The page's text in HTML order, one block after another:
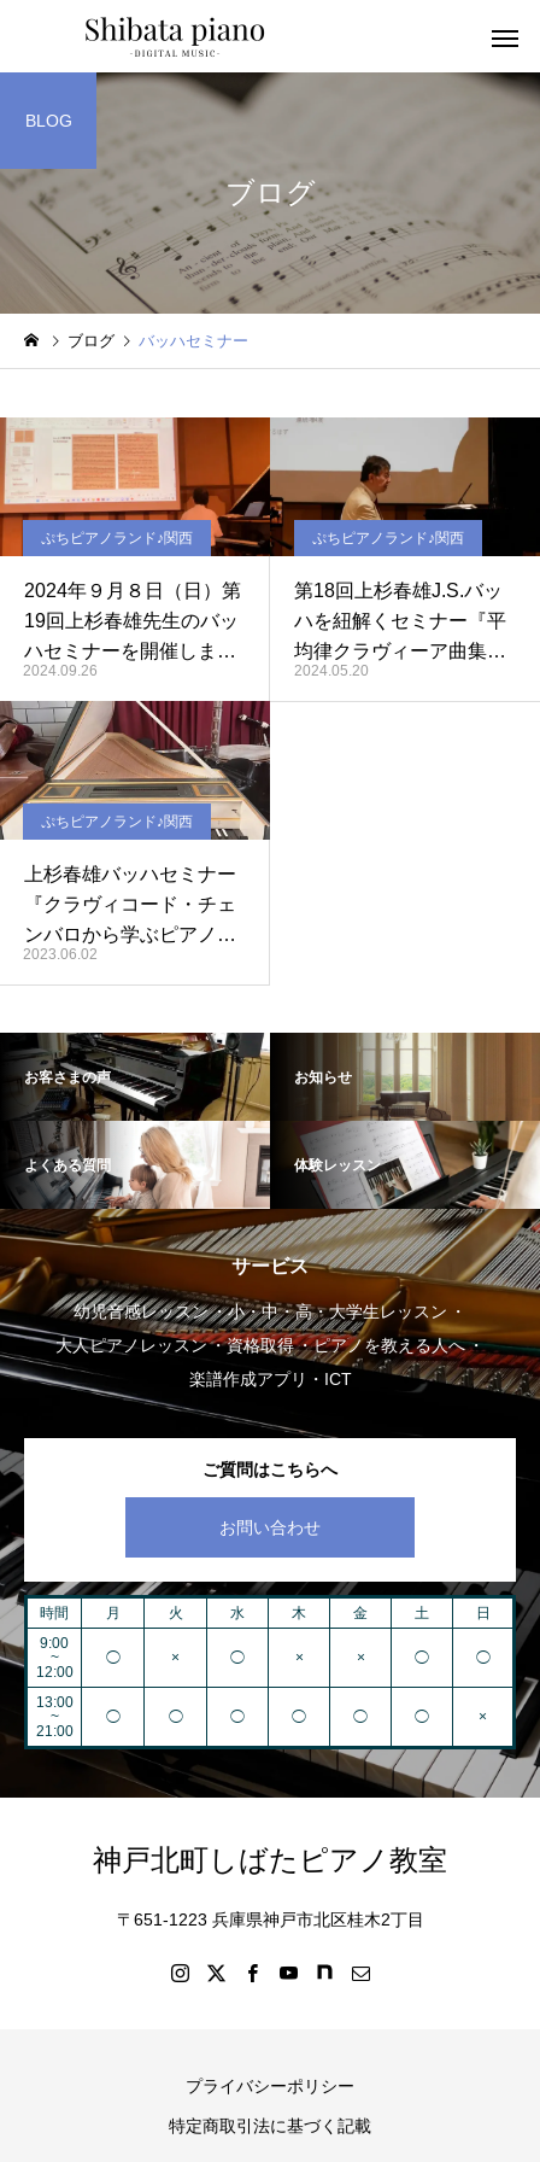
幼児音感レッスン
小・中・高・
ッスン
ピアノを教える人へ 楽譜作成アプ
ブログ
BLOG
ブログ バッハセミナー
ぷちピアノランド♪関西
2024年９月８日（日）第
19回上杉春雄先生のバッ
ハセミナーを開催しまし
た。（主催：ぷちピアノ
ランド関西）
2024.09.26
ぷちピアノランド♪関西
第18回上杉春雄J.S.バッ
ハを紐解くセミナー『平
均律クラヴィーア曲集第
2巻②』
2024.05.20
ぷちピアノランド♪関西
上杉春雄バッハセミナー
『クラヴィコード・チェ
ンバロから学ぶピアノ奏
法』
2023.06.02
お客さまの声 お知らせ
よくある質問 体験レッスン
サービス
幼児音感レッスン
小・中・高・大学生レッスン
大人ピアノレッスン
資格取得
ピアノを教える人へ
楽譜作成アプリ・ICT
ご質問はこちらへ
お問い合わせ
時間 月 火 水 木 金 土
日
9:00
~
12:00
◯ × ◯ × × ◯ ◯
13:00
~
21:00
◯ ◯ ◯ ◯ ◯ ◯ ×
神戸北町しばたピアノ教室
〒651-1223 兵庫県神戸市北区桂木2丁目
プライバシーポリシー
特定商取引法に基づく記載